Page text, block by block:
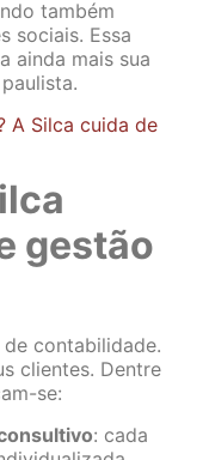
também
sociais. Essa
ainda mais sua
A Silca cuida de
gestão
contabilidade.
clientes. Dentre
se:
: cada